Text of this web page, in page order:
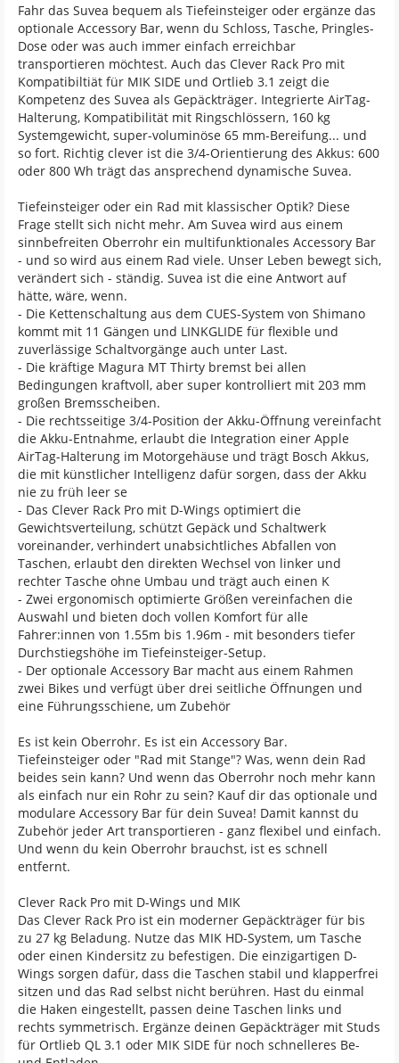
Fahr das Suvea bequem als Tiefeinsteiger oder ergänze das
optionale Accessory Bar, wenn du Schloss, Tasche, Pringles-
Dose oder was auch immer einfach erreichbar
transportieren möchtest. Auch das Clever Rack Pro mit
Kompatibiltiät für MIK SIDE und Ortlieb 3.1 zeigt die
Kompetenz des Suvea als Gepäckträger. Integrierte AirTag-
Halterung, Kompatibilität mit Ringschlössern, 160 kg
Systemgewicht, super-voluminöse 65 mm-Bereifung... und
so fort. Richtig clever ist die 3/4-Orientierung des Akkus: 600
oder 800 Wh trägt das ansprechend dynamische Suvea.
Tiefeinsteiger oder ein Rad mit klassischer Optik? Diese
Frage stellt sich nicht mehr. Am Suvea wird aus einem
sinnbefreiten Oberrohr ein multifunktionales Accessory Bar
- und so wird aus einem Rad viele. Unser Leben bewegt sich,
verändert sich - ständig. Suvea ist die eine Antwort auf
hätte, wäre, wenn.
- Die Kettenschaltung aus dem CUES-System von Shimano
kommt mit 11 Gängen und LINKGLIDE für flexible und
zuverlässige Schaltvorgänge auch unter Last.
- Die kräftige Magura MT Thirty bremst bei allen
Bedingungen kraftvoll, aber super kontrolliert mit 203 mm
großen Bremsscheiben.
- Die rechtsseitige 3/4-Position der Akku-Öffnung vereinfacht
die Akku-Entnahme, erlaubt die Integration einer Apple
AirTag-Halterung im Motorgehäuse und trägt Bosch Akkus,
die mit künstlicher Intelligenz dafür sorgen, dass der Akku
nie zu früh leer se
- Das Clever Rack Pro mit D-Wings optimiert die
Gewichtsverteilung, schützt Gepäck und Schaltwerk
voreinander, verhindert unabsichtliches Abfallen von
Taschen, erlaubt den direkten Wechsel von linker und
rechter Tasche ohne Umbau und trägt auch einen K
- Zwei ergonomisch optimierte Größen vereinfachen die
Auswahl und bieten doch vollen Komfort für alle
Fahrer:innen von 1.55m bis 1.96m - mit besonders tiefer
Durchstiegshöhe im Tiefeinsteiger-Setup.
- Der optionale Accessory Bar macht aus einem Rahmen
zwei Bikes und verfügt über drei seitliche Öffnungen und
eine Führungsschiene, um Zubehör
Es ist kein Oberrohr. Es ist ein Accessory Bar.
Tiefeinsteiger oder "Rad mit Stange"? Was, wenn dein Rad
beides sein kann? Und wenn das Oberrohr noch mehr kann
als einfach nur ein Rohr zu sein? Kauf dir das optionale und
modulare Accessory Bar für dein Suvea! Damit kannst du
Zubehör jeder Art transportieren - ganz flexibel und einfach.
Und wenn du kein Oberrohr brauchst, ist es schnell
entfernt.
Clever Rack Pro mit D-Wings und MIK
Das Clever Rack Pro ist ein moderner Gepäckträger für bis
zu 27 kg Beladung. Nutze das MIK HD-System, um Tasche
oder einen Kindersitz zu befestigen. Die einzigartigen D-
Wings sorgen dafür, dass die Taschen stabil und klapperfrei
sitzen und das Rad selbst nicht berühren. Hast du einmal
die Haken eingestellt, passen deine Taschen links und
rechts symmetrisch. Ergänze deinen Gepäckträger mit Studs
für Ortlieb QL 3.1 oder MIK SIDE für noch schnelleres Be-